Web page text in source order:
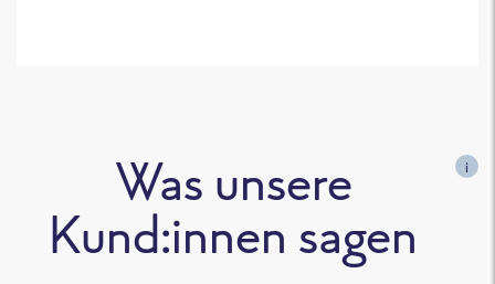
Was unsere
Kund:innen sagen
i